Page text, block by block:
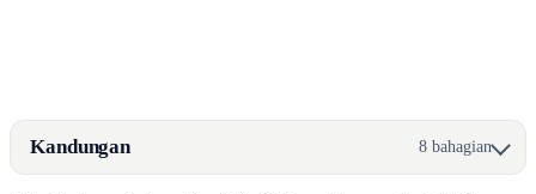
Kandungan 8 bahagian